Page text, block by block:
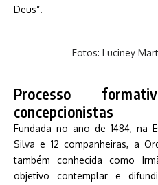
Deus”.
Fotos: Luciney
Processo
concepcionistas
Fundada no ano de 1484, na
Silva e 12 companheiras, a
também conhecida como
objetivo contemplar e